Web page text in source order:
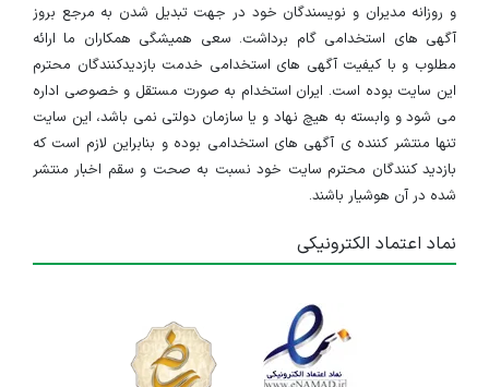
و روزانه مدیران و نویسندگان خود در جهت تبدیل شدن به مرجع بروز
آگهی های استخدامی گام برداشت. سعی همیشگی همکاران ما ارائه
مطلوب و با کیفیت آگهی های استخدامی خدمت بازدیدکنندگان محترم
این سایت بوده است. ایران استخدام به صورت مستقل و خصوصی اداره
می شود و وابسته به هیچ نهاد و یا سازمان دولتی نمی باشد، این سایت
تنها منتشر کننده ی آگهی های استخدامی بوده و بنابراین لازم است که
بازدید کنندگان محترم سایت خود نسبت به صحت و سقم اخبار منتشر
شده در آن هوشیار باشند.
نماد اعتماد الکترونیکی